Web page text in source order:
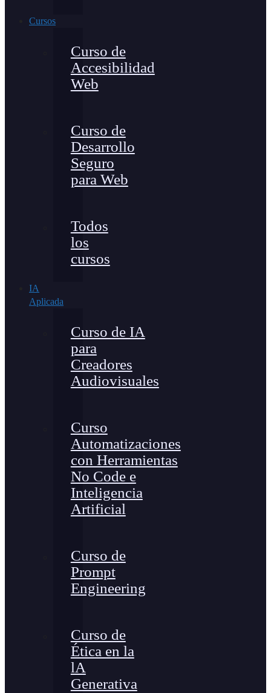
Cursos
Curso de
Accesibilidad
Web
Curso de
Desarrollo
Seguro
para Web
Todos
los
cursos
IA
Aplicada
Curso de IA
para
Creadores
Audiovisuales
Curso
Automatizaciones
con Herramientas
No Code e
Inteligencia
Artificial
Curso de
Prompt
Engineering
Curso de
Ética en la
lA
Generativa